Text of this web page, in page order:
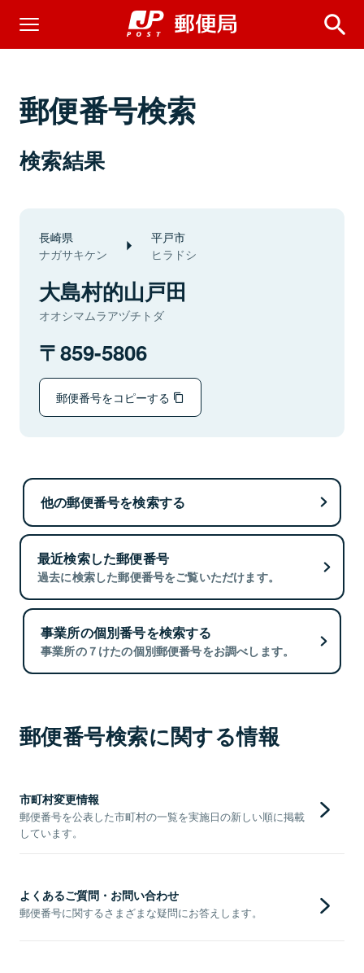
郵便番号検索
検索結果
長崎県
ナガサキケン
平戸市
ヒラドシ
大島村的山戸田
オオシマムラアヅチトダ
859-5806
郵便番号をコピーする
他の郵便番号を検索する
最近検索した郵便番号
過去に検索した郵便番号をご覧いただけます。
事業所の個別番号を検索する
事業所の７けたの個別郵便番号をお調べします。
郵便番号検索に関する情報
市町村変更情報
郵便番号を公表した市町村の一覧を実施日の新しい順に掲載
しています。
よくあるご質問・お問い合わせ
郵便番号に関するさまざまな疑問にお答えします。